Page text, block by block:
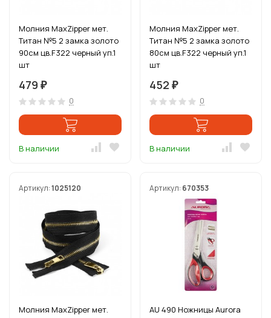
Молния MaxZipper мет.
Титан №5 2 замка золото
90см цв.F322 черный уп.1
шт
479 ₽
0
В наличии
Молния MaxZipper мет.
Титан №5 2 замка золото
80см цв.F322 черный уп.1
шт
452 ₽
0
В наличии
Артикул:1025120
Молния MaxZipper мет.
Артикул: 670353
AU 490 Ножницы Aurora